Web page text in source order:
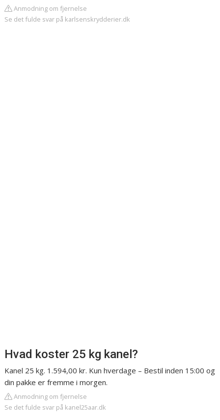
Anmodning om fjernelse
Se det fulde svar på karlsenskrydderier.dk
Hvad koster 25 kg kanel?
Kanel 25 kg. 1.594,00 kr. Kun hverdage – Bestil inden 15:00 og
din pakke er fremme i morgen.
Anmodning om fjernelse
Se det fulde svar på kanel25aar.dk